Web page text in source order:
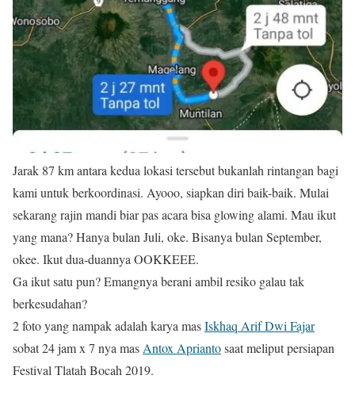
Jarak 87 km antara kedua lokasi tersebut bukanlah rintangan bagi
kami untuk berkoordinasi. Ayooo, siapkan diri baik-baik. Mulai
sekarang rajin mandi biar pas acara bisa glowing alami. Mau ikut
yang mana? Hanya bulan Juli, oke. Bisanya bulan September,
okee. Ikut dua-duannya OOKKEEE.
Ga ikut satu pun? Emangnya berani ambil resiko galau tak
berkesudahan?
2 foto yang nampak adalah karya masIskhaq Arif Dwi Fajar
sobat 24 jam x 7 nya mas Antox Apriantosaat meliput persiapan
Festival Tlatah Bocah 2019.